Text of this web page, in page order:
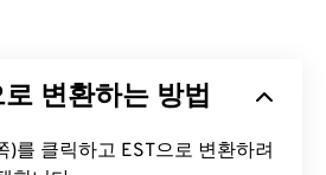
변환하는 방법
)를 클릭하고 EST으로 변환하려